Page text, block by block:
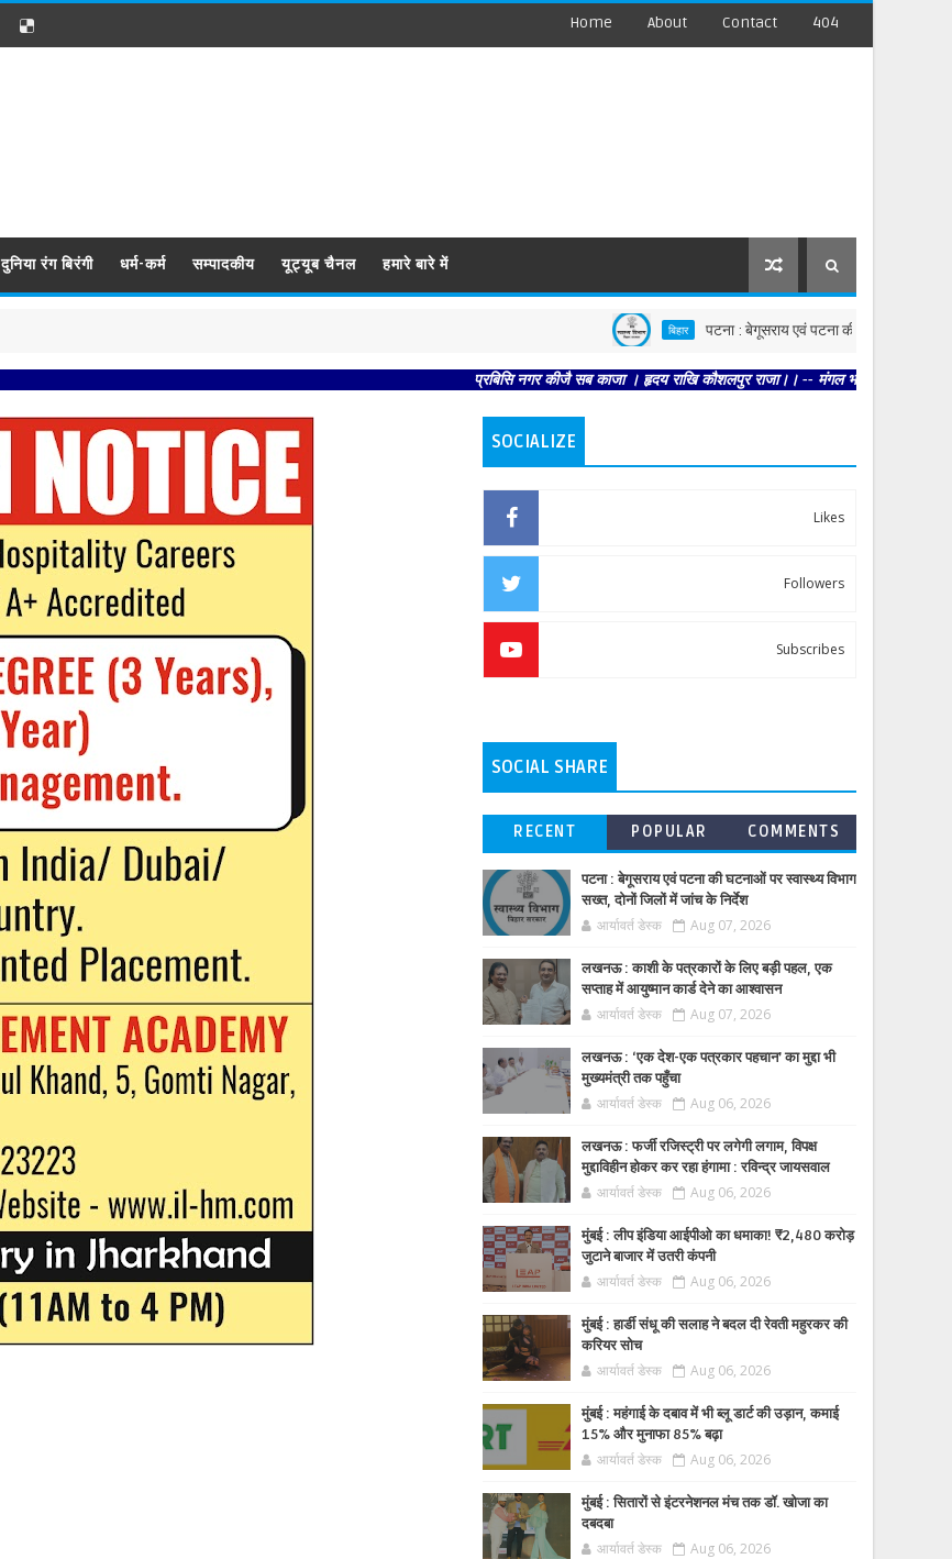
Home About Contact 404
दुनिया रंग बिरंगी धर्म-कर्म सम्पादकीय यूट्यूब चैनल हमारे बारे में
बिहार पटना : बेगूसराय एवं पटना की घटनाओं पर स्वास्थ्य विभाग
प्रबिसि नगर कीजै सब काजा । हृदय राखि कौशलपुर राजा।। -- मंगल भवन अमंगल हारी। द्रवहु
SOCIALIZE
Likes
Followers
Subscribes
SOCIAL SHARE
RECENT POPULAR COMMENTS
पटना : बेगूसराय एवं पटना की घटनाओं पर स्वास्थ्य विभाग
सख्त, दोनों जिलों में जांच के निर्देश
आर्यावर्त डेस्क Aug 07, 2026
लखनऊ : काशी के पत्रकारों के लिए बड़ी पहल, एक
सप्ताह में आयुष्मान कार्ड देने का आश्वासन
आर्यावर्त डेस्क Aug 07, 2026
लखनऊ : ‘एक देश-एक पत्रकार पहचान’ का मुद्दा भी
मुख्यमंत्री तक पहुँचा
आर्यावर्त डेस्क Aug 06, 2026
लखनऊ : फर्जी रजिस्ट्री पर लगेगी लगाम, विपक्ष
मुद्दाविहीन होकर कर रहा हंगामा : रविन्द्र जायसवाल
आर्यावर्त डेस्क Aug 06, 2026
मुंबई : लीप इंडिया आईपीओ का धमाका! ₹2,480 करोड़
जुटाने बाजार में उतरी कंपनी
आर्यावर्त डेस्क Aug 06, 2026
मुंबई : हार्डी संधू की सलाह ने बदल दी रेवती महुरकर की
करियर सोच
आर्यावर्त डेस्क Aug 06, 2026
मुंबई : महंगाई के दबाव में भी ब्लू डार्ट की उड़ान, कमाई
15% और मुनाफा 85% बढ़ा
आर्यावर्त डेस्क Aug 06, 2026
मुंबई : सितारों से इंटरनेशनल मंच तक डॉ. खोजा का
दबदबा
आर्यावर्त डेस्क Aug 06, 2026